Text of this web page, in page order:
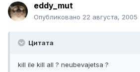
eddy_mut
Опубликовано 22 августа, 2005
Цитата
kill ile kill all ? neubevajetsa ?